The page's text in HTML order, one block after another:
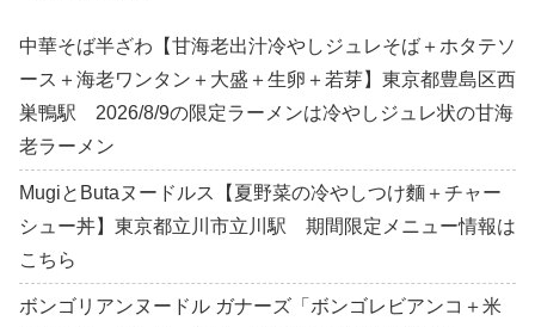
中華そば半ざわ【甘海老出汁冷やしジュレそば＋ホタテソ
ース＋海老ワンタン＋大盛＋生卵＋若芽】東京都豊島区西
巣鴨駅 2026/8/9の限定ラーメンは冷やしジュレ状の甘海
老ラーメン
MugiとButaヌードルス【夏野菜の冷やしつけ麵＋チャー
シュー丼】東京都立川市立川駅 期間限定メニュー情報は
こちら
ボンゴリアンヌードル ガナーズ「ボンゴレビアンコ＋米